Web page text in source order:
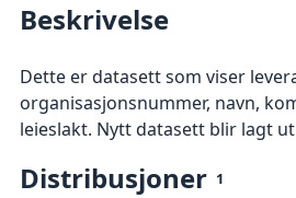
Beskrivelse
Dette er datasett som viser
organisasjonsnummer, navn,
leieslakt. Nytt datasett blir lagt
Distribusjoner 1